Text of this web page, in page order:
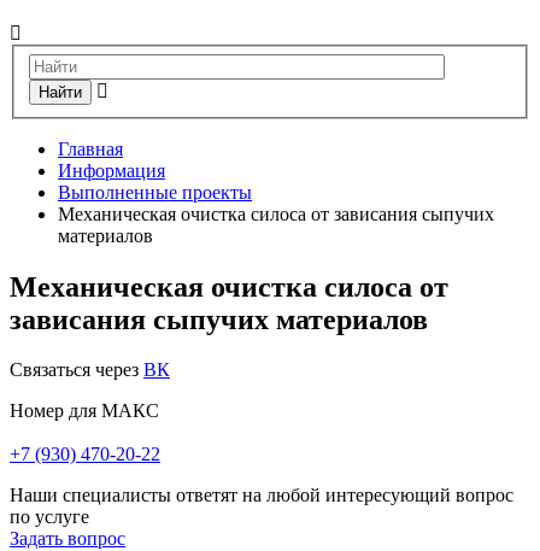
Найти
Главная
Информация
Выполненные проекты
Механическая очистка силоса от зависания сыпучих
материалов
Механическая очистка силоса от
зависания сыпучих материалов
Связаться через ВК
Номер для МАКС
+7 (930) 470-20-22
Наши специалисты ответят на любой интересующий вопрос
по услуге
Задать вопрос